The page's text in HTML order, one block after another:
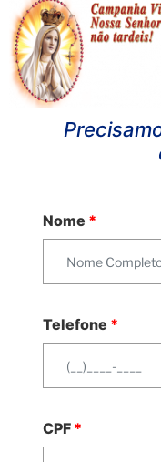
Nome *
Telefone *
CPF *